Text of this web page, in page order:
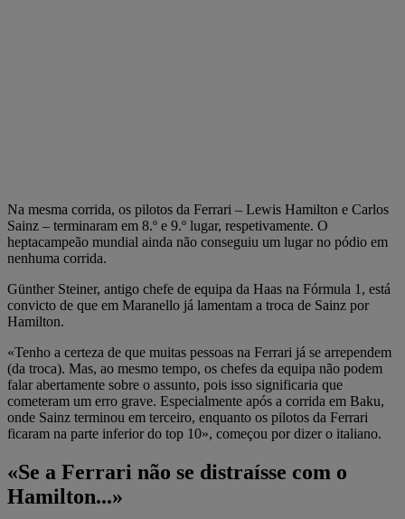
Na mesma corrida, os pilotos da Ferrari – Lewis Hamilton e Carlos
Sainz – terminaram em 8.º e 9.º lugar, respetivamente. O
heptacampeão mundial ainda não conseguiu um lugar no pódio em
nenhuma corrida.
Günther Steiner, antigo chefe de equipa da Haas na Fórmula 1, está
convicto de que em Maranello já lamentam a troca de Sainz por
Hamilton.
«Tenho a certeza de que muitas pessoas na Ferrari já se arrependem
(da troca). Mas, ao mesmo tempo, os chefes da equipa não podem
falar abertamente sobre o assunto, pois isso significaria que
cometeram um erro grave. Especialmente após a corrida em Baku,
onde Sainz terminou em terceiro, enquanto os pilotos da Ferrari
ficaram na parte inferior do top 10», começou por dizer o italiano.
«Se a Ferrari não se distraísse com o
Hamilton...»